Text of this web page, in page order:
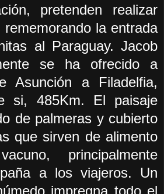
pretenden realizar
la entrada
al Paraguay. Jacob
se ha ofrecido a
Asunción a Filadelfia,
si, 485Km. El paisaje
de palmeras y cubierto
que sirven de alimento
principalmente
a los viajeros. Un
impregna todo el